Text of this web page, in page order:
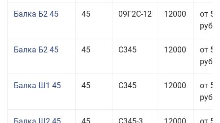
Балка Б2 45 45 09Г2С-12 12000
от
руб.
Балка Б2 45 45 С345 12000
от
руб.
Балка Ш1 45 45 С345 12000
от
руб.